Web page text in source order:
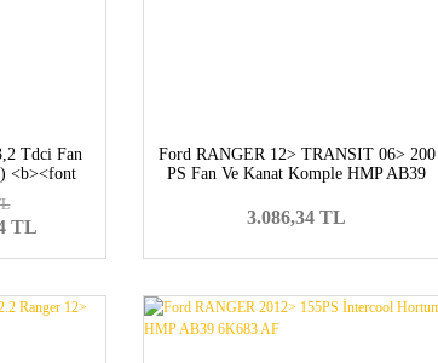
Tdci Fan
<b><font
TL
Ford RANGER 12> TRANSIT 06> 200
PS Fan Ve Kanat Komple HMP AB39
3.086,34 TL